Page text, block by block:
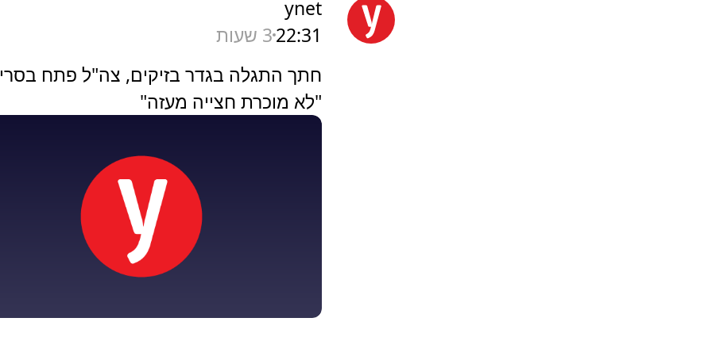
ynet
22:313 שעות
חתך התגלה בגדר בזיקים, צה"ל פתח
"לא מוכרת חצייה מעזה"